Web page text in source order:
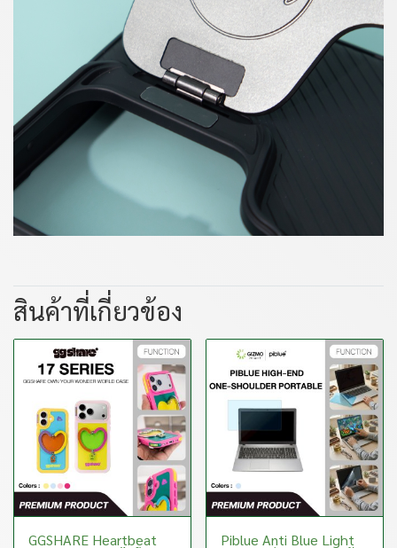
สินค้าที่เกี่ยวข้อง
GGSHARE Heartbeat
Piblue Anti Blue Light